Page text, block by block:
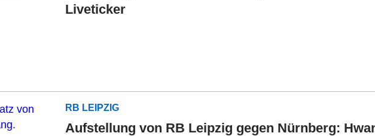
Liveticker
RB LEIPZIG
Aufstellung von RB Leipzig gegen Nürnberg: